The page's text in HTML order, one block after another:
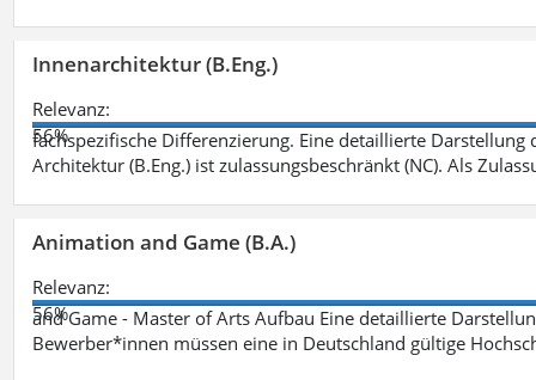
Innenarchitektur (B.Eng.)
Relevanz:
56%
fachspezifische Differenzierung. Eine detaillierte
Architektur (B.Eng.) ist zulassungsbeschränkt (NC). Als
Animation and Game (B.A.)
Relevanz:
56%
and Game - Master of Arts Aufbau Eine detaillierte
Bewerber*innen müssen eine in Deutschland gültige